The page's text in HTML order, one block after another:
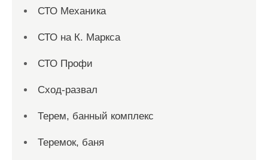
СТО Механика
СТО на К. Маркса
СТО Профи
Сход-развал
Терем, банный комплекс
Теремок, баня